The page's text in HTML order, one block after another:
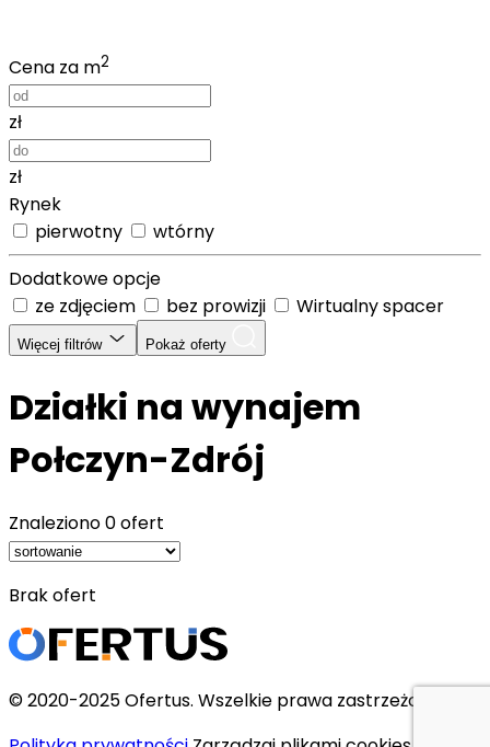
Cena za m2
zł
zł
Rynek
pierwotny
wtórny
Dodatkowe opcje
ze zdjęciem
bez prowizji Wirtualny spacer
Więcej filtrów Pokaż oferty
Działki na wynajem
Połczyn-Zdrój
Znaleziono0 ofert
Brak ofert
© 2020-2025 Ofertus. Wszelkie prawa zastrzeżone.